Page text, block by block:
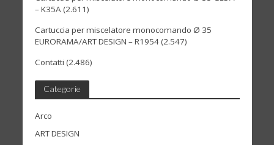
– K35A(2.611)
Cartuccia per miscelatore monocomando Ø 35
EURORAMA/ART DESIGN – R1954(2.547)
Contatti (2.486)
Categorie
Arco
ART DESIGN